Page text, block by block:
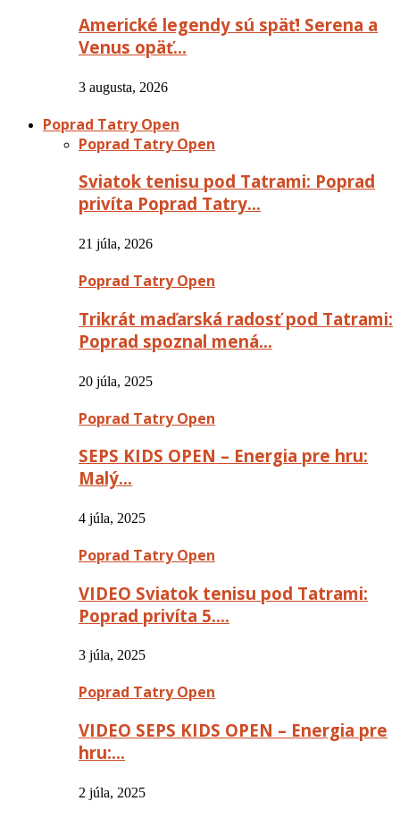
Americké legendy sú späť! Serena a
Venus opäť…
3 augusta, 2026
Poprad Tatry Open
Poprad Tatry Open
Sviatok tenisu pod Tatrami: Poprad
privíta Poprad Tatry…
21 júla, 2026
Poprad Tatry Open
Trikrát maďarská radosť pod Tatrami:
Poprad spoznal mená…
20 júla, 2025
Poprad Tatry Open
SEPS KIDS OPEN – Energia pre hru:
Malý…
4 júla, 2025
Poprad Tatry Open
VIDEO Sviatok tenisu pod Tatrami:
Poprad privíta 5….
3 júla, 2025
Poprad Tatry Open
VIDEO SEPS KIDS OPEN – Energia pre
hru:…
2 júla, 2025